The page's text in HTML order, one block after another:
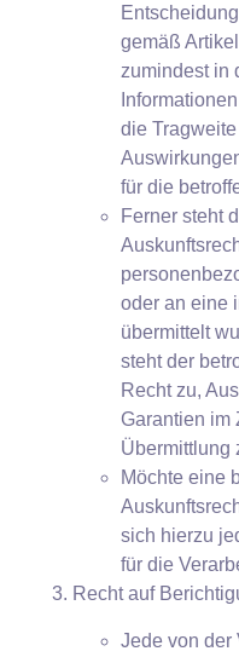
gemäß
zumindest in
die
für die
Ferner steht
oder an eine
übermittelt
steht der
Recht zu,
Garantien im
Übermittlung
Möchte eine
sich hierzu
für die
Recht auf
Jede von der